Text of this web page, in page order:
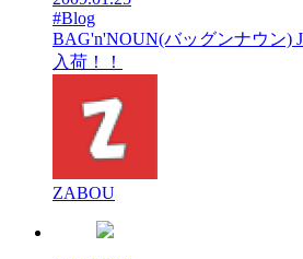
#Blog
BAG'n'NOUN(バッグンナウン)
入荷！！
ZABOU